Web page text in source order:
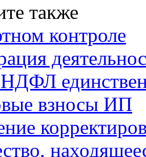
также
контроле
взносы ИП